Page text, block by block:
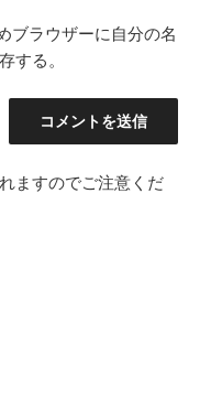
ブラウザーに自分の名
する。
ますのでご注意くだ